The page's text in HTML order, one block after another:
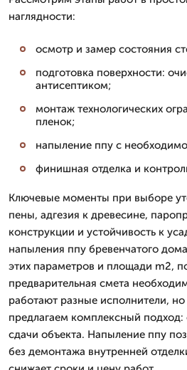
наглядности:
осмотр и замер состояния
подготовка поверхности:
антисептиком;
монтаж технологических
пленок;
напыление ппу с
финишная отделка и
Ключевые моменты при выборе
пены, адгезия к древесине,
конструкции и устойчивость к
напыления ппу бревенчатого
этих параметров и площади m2,
предварительная смета
работают разные исполнители,
предлагаем комплексный
сдачи объекта. Напыление ппу
без демонтажа внутренней